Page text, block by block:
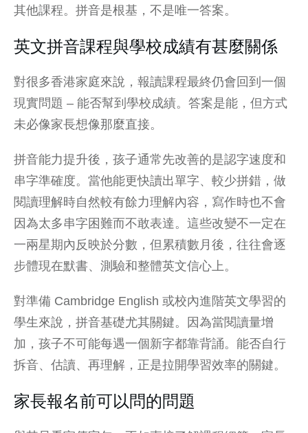
其他課程。拼音是根基，不是唯一答案。
英文拼音課程與學校成績有甚麼關係
對很多香港家庭來說，報讀課程最終仍會回到一個
現實問題 – 能否幫到 學校成績。答案是能，但方式
未必像家長想像那麼直接。
拼音能力提升後，孩子通常先改善的是認字速度和
串字準確度。當他能更快讀出單字、較少拼錯，做
閱讀理解時自然較有餘力理解內容，寫作時也不會
因為太多串字困難而不敢表達。這些改變不一定在
一兩星期內反映於分數，但累積數月後，往往會逐
步體現在默書、測驗和整體英文信心上。
對準備 Cambridge English 或校內進階英文學習的
學生來說，拼音基礎尤其關鍵。因為當閱讀量增
加，孩子不可能每遇一個新字都靠背誦。能否自行
拆音、估讀、再理解，正是拉開學習效率的關鍵。
家長報名前可以問的問題